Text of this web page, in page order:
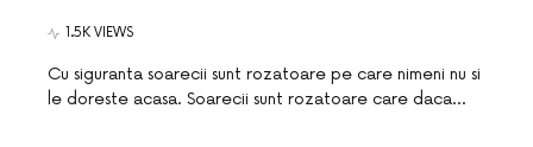
1.5K VIEWS
Cu siguranta soarecii sunt rozatoare pe care nimeni nu si
le doreste acasa. Soarecii sunt rozatoare care daca…